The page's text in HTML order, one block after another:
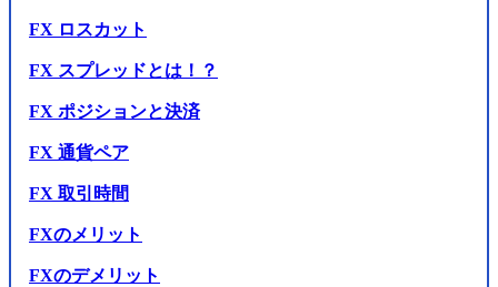
FX ロスカット
FX スプレッドとは！？
FX ポジションと決済
FX 通貨ペア
FX 取引時間
FXのメリット
FXのデメリット